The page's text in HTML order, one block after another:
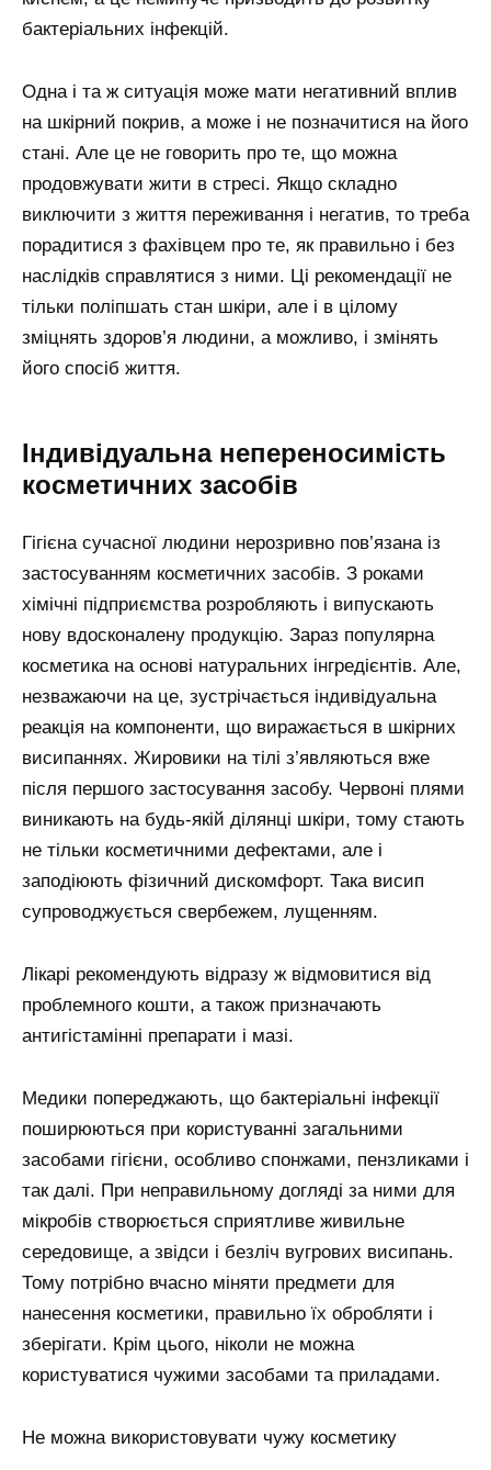
бактеріальних інфекцій.
Одна і та ж ситуація може мати негативний вплив
на шкірний покрив, а може і не позначитися на його
стані. Але це не говорить про те, що можна
продовжувати жити в стресі. Якщо складно
виключити з життя переживання і негатив, то треба
порадитися з фахівцем про те, як правильно і без
наслідків справлятися з ними. Ці рекомендації не
тільки поліпшать стан шкіри, але і в цілому
зміцнять здоров’я людини, а можливо, і змінять
його спосіб життя.
Індивідуальна непереносимість
косметичних засобів
Гігієна сучасної людини нерозривно пов’язана із
застосуванням косметичних засобів. З роками
хімічні підприємства розробляють і випускають
нову вдосконалену продукцію. Зараз популярна
косметика на основі натуральних інгредієнтів. Але,
незважаючи на це, зустрічається індивідуальна
реакція на компоненти, що виражається в шкірних
висипаннях. Жировики на тілі з’являються вже
після першого застосування засобу. Червоні плями
виникають на будь-якій ділянці шкіри, тому стають
не тільки косметичними дефектами, але і
заподіюють фізичний дискомфорт. Така висип
супроводжується свербежем, лущенням.
Лікарі рекомендують відразу ж відмовитися від
проблемного кошти, а також призначають
антигістамінні препарати і мазі.
Медики попереджають, що бактеріальні інфекції
поширюються при користуванні загальними
засобами гігієни, особливо спонжами, пензликами і
так далі. При неправильному догляді за ними для
мікробів створюється сприятливе живильне
середовище, а звідси і безліч вугрових висипань.
Тому потрібно вчасно міняти предмети для
нанесення косметики, правильно їх обробляти і
зберігати. Крім цього, ніколи не можна
користуватися чужими засобами та приладами.
Не можна використовувати чужу косметику